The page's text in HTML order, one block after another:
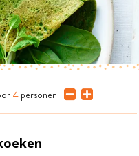
4 personen